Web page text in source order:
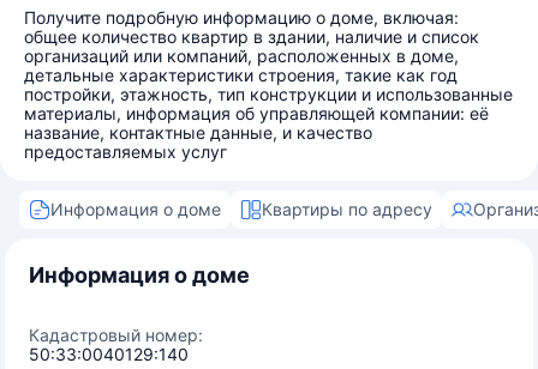
Получите подробную информацию о доме, включая:
общее количество квартир в здании, наличие и список
организаций или компаний, расположенных в доме,
детальные характеристики строения, такие как год
постройки, этажность, тип конструкции и использованные
материалы, информация об управляющей компании: её
название, контактные данные, и качество
предоставляемых услуг
Информация о доме Квартиры по адресу
Информация о доме
Кадастровый номер:
50:33:0040129:140